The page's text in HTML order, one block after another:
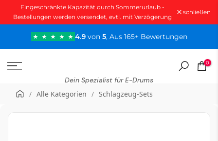
Zum
Inhalt
springen
Eingeschränkte Kapazität durch Sommerurlaub -
Bestellungen werden versendet, evtl. mit Verzögerung
schließen
4.9von 5, Aus 165+ Bewertungen
Dein Spezialist für E-Drums
0
/ Alle Kategorien / Schlagzeug-Sets